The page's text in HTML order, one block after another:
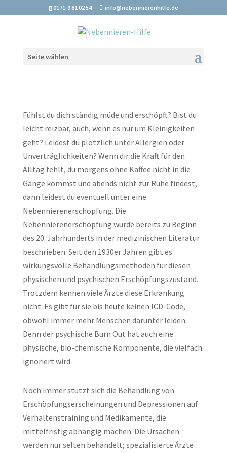
0171-9 81 02 54 info@nebennierenhilfe.de
Seite wählen
Fühlst du dich ständig müde und erschöpft? Bist du
leicht reizbar, auch, wenn es nur um Kleinigkeiten
geht? Leidest du plötzlich unter Allergien oder
Unverträglichkeiten? Wenn dir die Kraft für den
Alltag fehlt, du morgens ohne Kaffee nicht in die
Gänge kommst und abends nicht zur Ruhe findest,
dann leidest du eventuell unter eine
Nebennierenerschöpfung. Die
Nebennierenerschöpfung wurde bereits zu Beginn
des 20. Jahrhunderts in der medizinischen Literatur
beschrieben. Seit den 1930er Jahren gibt es
wirkungsvolle Behandlungsmethoden für diesen
physischen und psychischen Erschöpfungszustand.
Trotzdem kennen viele Ärzte diese Erkrankung
nicht. Es gibt für sie bis heute keinen ICD-Code,
obwohl immer mehr Menschen darunter leiden.
Denn der psychische Burn Out hat auch eine
physische, bio-chemische Komponente, die vielfach
ignoriert wird.
Noch immer stützt sich die Behandlung von
Erschöpfungserscheinungen und Depressionen auf
Verhaltenstraining und Medikamente, die
mittelfristig abhängig machen. Die Ursachen
werden nur selten behandelt; spezialisierte Ärzte